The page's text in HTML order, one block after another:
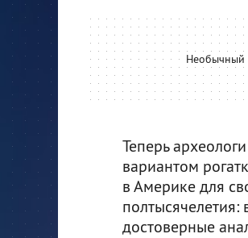
Необычный
Теперь
вариантом
в Америке для
достоверные